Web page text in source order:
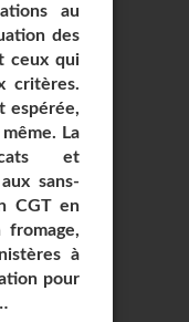
au
des
ceux qui
critères.
espérée,
La
et
sans-
CGT en
à
pour